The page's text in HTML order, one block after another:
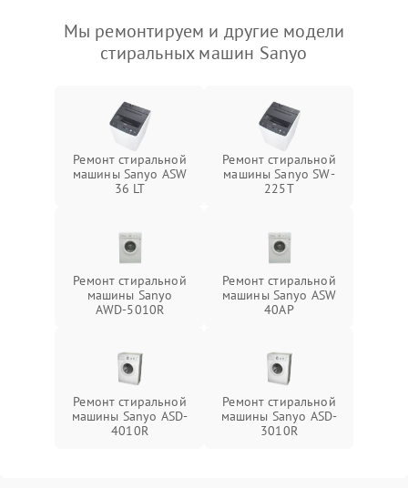
Мы ремонтируем и другие модели
стиральных машин Sanyo
Ремонт стиральной
машины Sanyo ASW
36 LT
Ремонт стиральной
машины Sanyo SW-
225T
Ремонт стиральной
машины Sanyo
AWD-5010R
Ремонт стиральной
машины Sanyo ASW
40AP
Ремонт стиральной
машины Sanyo ASD-
4010R
Ремонт стиральной
машины Sanyo ASD-
3010R